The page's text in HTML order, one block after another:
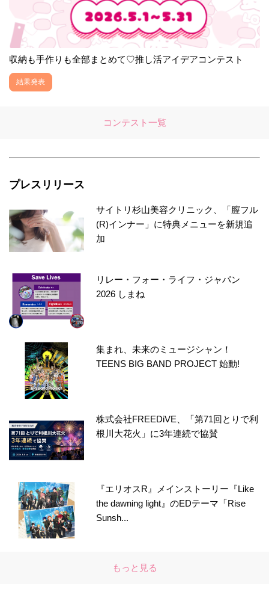
収納も手作りも全部まとめて♡推し活アイデアコンテスト
結果発表
コンテスト一覧
プレスリリース
サイトリ杉山美容クリニック、「膣フル
(R)インナー」に特典メニューを新規追
加
リレー・フォー・ライフ・ジャパン
2026 しまね
集まれ、未来のミュージシャン！
TEENS BIG BAND PROJECT 始動!
株式会社FREEDiVE、「第71回とりで利
根川大花火」に3年連続で協賛
『エリオスR』メインストーリー『Like
the dawning light』のEDテーマ「Rise
Sunsh...
もっと見る